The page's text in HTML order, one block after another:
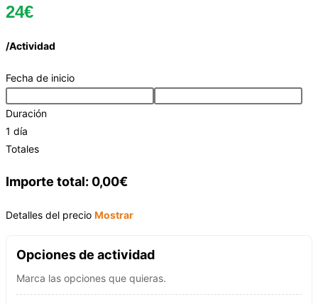
24€
/Actividad
Fecha de inicio
Duración
1 día
Totales
Importe total: 0,00€
Detalles del precio Mostrar
Opciones de actividad
Marca las opciones que quieras.